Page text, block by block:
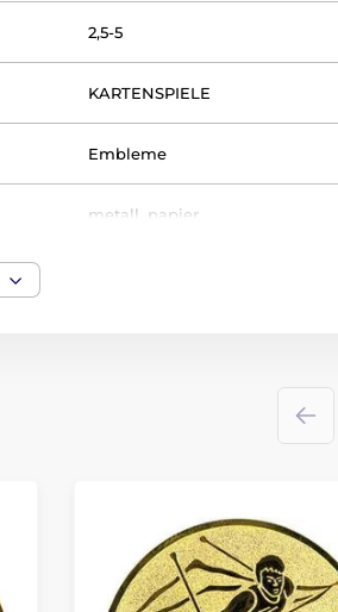
2,5-5
KARTENSPIELE
Embleme
metall papier